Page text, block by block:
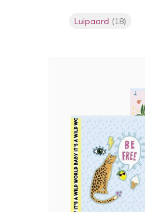
Luipaard (18)